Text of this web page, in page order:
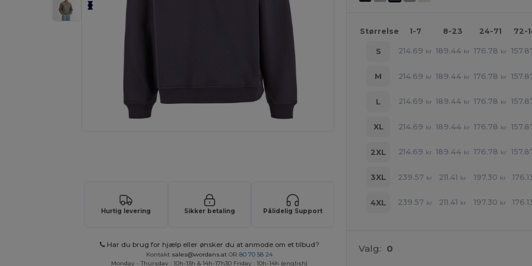
Hurtig levering Sikker betaling Pålidelig Support
Har du brug for hjælp eller ønsker du at anmode om et tilbud?
Kontakt sales@wordans.at OR80 70 58 24
Monday - Thursday : 10h-13h & 14h-17h30 Friday : 10h-14h (english)
Størrelse 1-7 8-23 24-71 72-
S 214.69 kr 189.44 kr 176.78 kr
M 214.69 kr 189.44 kr 176.78 kr
L 214.69 kr 189.44 kr 176.78 kr
XL 214.69 kr 189.44 kr 176.78 kr
2XL 214.69 kr 189.44 kr 176.78 kr
3XL 239.57 kr 211.41 kr 197.30 kr
4XL 239.57 kr 211.41 kr 197.30 kr
Valg: 0